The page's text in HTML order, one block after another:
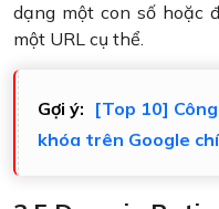
dạng một con số hoặc
một URL cụ thể.
Gợi ý: [Top 10]
khóa trên Google